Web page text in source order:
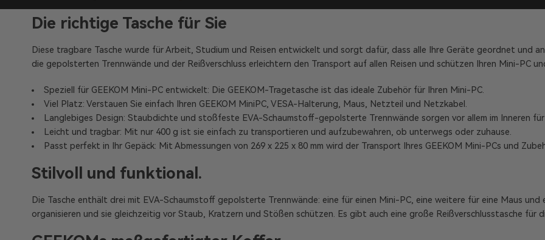
Die richtige Tasche für Sie
Diese tragbare Tasche wurde für Arbeit, Studium und Reisen entwickelt und sorgt dafür, dass alle Ihre Geräte geordnet und
die gepolsterten Trennwände und der Reißverschluss erleichtern den Transport auf allen Reisen und schützen Ihren Mini-PC
Speziell für GEEKOM Mini-PC entwickelt: Die GEEKOM-Tragetasche ist das ideale Zubehör für Ihren Mini-PC.
Viel Platz: Verstauen Sie einfach Ihren GEEKOM MiniPC, VESA-Halterung, Maus, Netzteil und Netzkabel.
Langlebiges Design: Staubdichte und stoßfeste EVA-Schaumstoff-gepolsterte Trennwände sorgen vor allem im Inneren
Leicht und tragbar: Mit nur 400 g ist sie einfach zu transportieren und aufzubewahren, ob unterwegs oder zuhause.
Passt perfekt in Ihr Gepäck: Mit Abmessungen von 269 x 225 x 80 mm wird der Transport Ihres GEEKOM Mini-PCs und
Stilvoll und funktional.
Die Tasche enthält drei mit EVA-Schaumstoff gepolsterte Trennwände: eine für einen Mini-PC, eine weitere für eine Maus
organisieren und sie gleichzeitig vor Staub, Kratzern und Stößen schützen. Es gibt auch eine große Reißverschlusstasche für